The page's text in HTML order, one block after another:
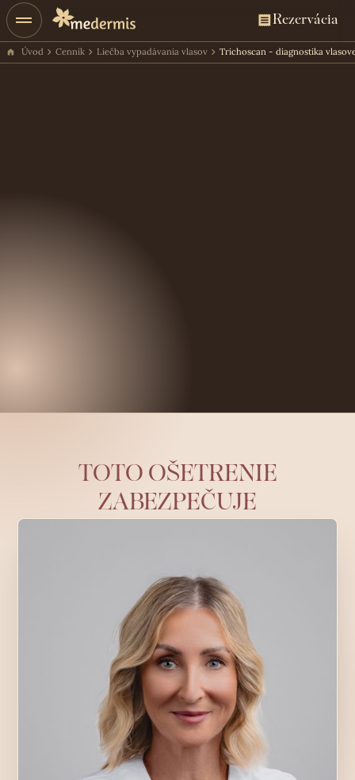
Rezervácia
Úvod Cenník Liečba vypadávania vlasov Trichoscan - diagnostika
TOTO OŠETRENIE
ZABEZPEČUJE